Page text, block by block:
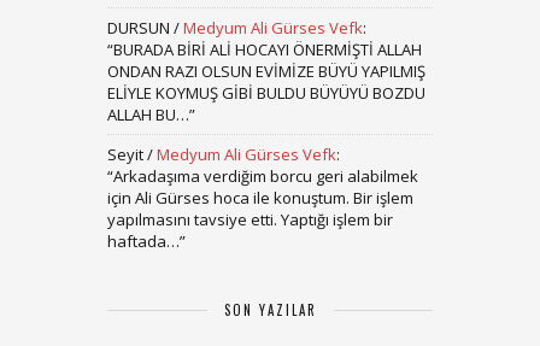
DURSUN /Medyum Ali Gürses Vefk:
“BURADA BİRİ ALİ HOCAYI ÖNERMİŞTİ ALLAH
ONDAN RAZI OLSUN EVİMİZE BÜYÜ YAPILMIŞ
ELİYLE KOYMUŞ GİBİ BULDU BÜYÜYÜ BOZDU
ALLAH BU…”
Seyit/Medyum Ali Gürses Vefk:
“Arkadaşıma verdiğim borcu geri alabilmek
için Ali Gürses hoca ile konuştum. Bir işlem
yapılmasını tavsiye etti. Yaptığı işlem bir
haftada…”
SON YAZILAR